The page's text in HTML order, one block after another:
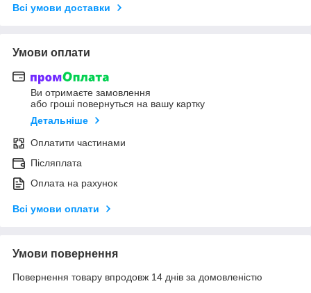
Всі умови доставки
Умови оплати
Ви отримаєте замовлення
або гроші повернуться на вашу картку
Детальніше
Оплатити частинами
Післяплата
Оплата на рахунок
Всі умови оплати
Умови повернення
Повернення товару впродовж 14 днів за домовленістю